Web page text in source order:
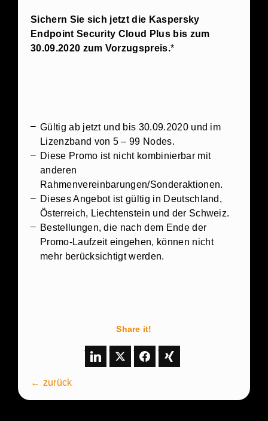
Sichern Sie sich jetzt die Kaspersky
Endpoint Security Cloud Plus bis zum
30.09.2020 zum Vorzugspreis.*
Gültig ab jetzt und bis 30.09.2020 und im
Lizenzband von 5 – 99 Nodes.
Diese Promo ist nicht kombinierbar mit
anderen
Rahmenvereinbarungen/Sonderaktionen.
Dieses Angebot ist gültig in Deutschland,
Österreich, Liechtenstein und der Schweiz.
Bestellungen, die nach dem Ende der
Promo-Laufzeit eingehen, können nicht
mehr berücksichtigt werden.
Share it!
← zurück